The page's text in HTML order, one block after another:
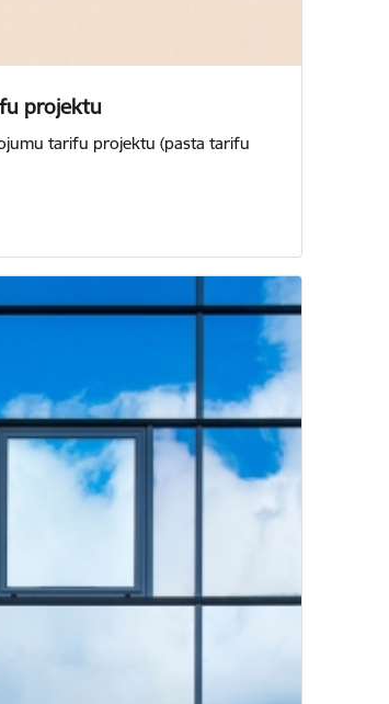
projektu
tarifu projektu (pasta tarifu